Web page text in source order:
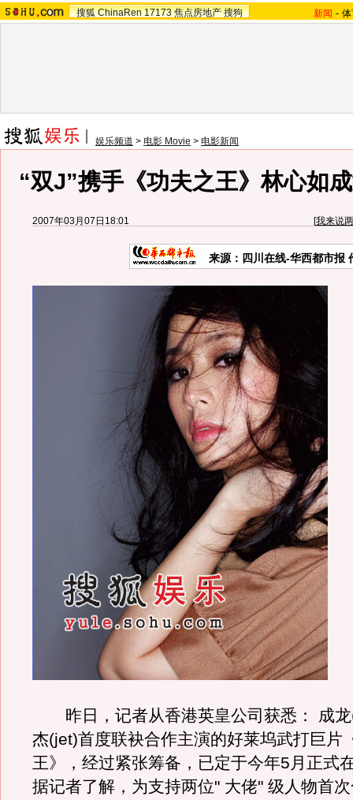
搜狐 ChinaRen 17173 焦点房地产 搜狗 新闻 -
娱乐频道 > 电影 Movie > 电影新闻
“双J”携手《功夫之王》林心如
2007年03月07日18:01 [我来说
来源：四川在线-华西都市报
昨日，记者从香港英皇公司获悉： 成龙
杰(jet)首度联袂合作主演的好莱坞武打巨片
王》，经过紧张筹备，已定于今年5月正式
据记者了解，为支持两位" 大佬" 级人物首